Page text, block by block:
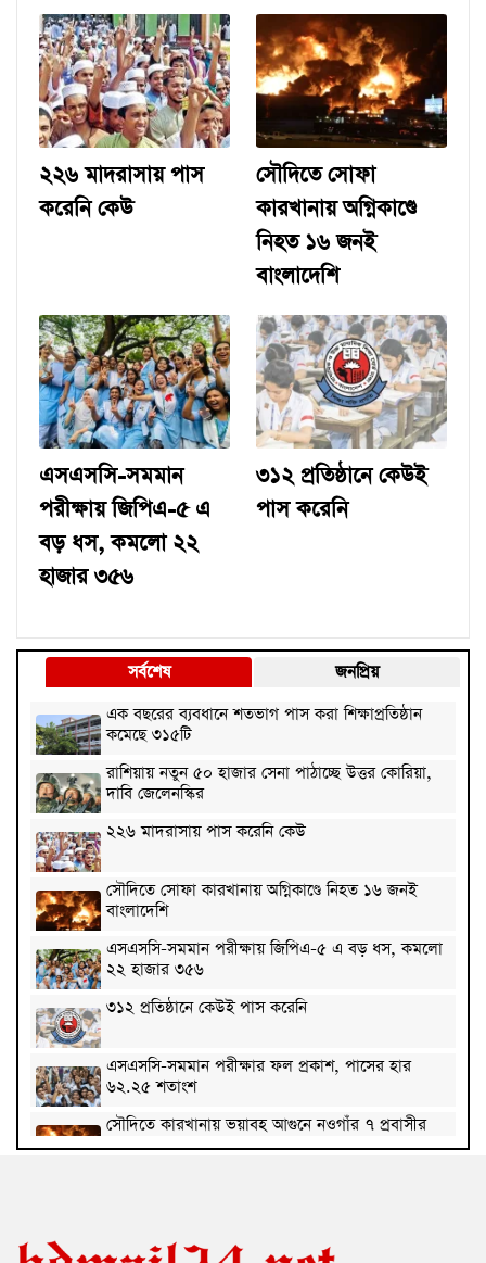
২২৬ মাদরাসায় পাস
করেনি কেউ
সৌদিতে সোফা
কারখানায় অগ্নিকাণ্ডে
নিহত ১৬ জনই
বাংলাদেশি
এসএসসি-সমমান
পরীক্ষায় জিপিএ-৫ এ
বড় ধস, কমলো ২২
হাজার ৩৫৬
৩১২ প্রতিষ্ঠানে কেউই
পাস করেনি
সর্বশেষ
জনপ্রিয়
এক বছরের ব্যবধানে শতভাগ পাস করা শিক্ষাপ্রতিষ্ঠান
কমেছে ৩১৫টি
রাশিয়ায় নতুন ৫০ হাজার সেনা পাঠাচ্ছে উত্তর কোরিয়া,
দাবি জেলেনস্কির
২২৬ মাদরাসায় পাস করেনি কেউ
সৌদিতে সোফা কারখানায় অগ্নিকাণ্ডে নিহত ১৬ জনই
বাংলাদেশি
এসএসসি-সমমান পরীক্ষায় জিপিএ-৫ এ বড় ধস, কমলো
২২ হাজার ৩৫৬
৩১২ প্রতিষ্ঠানে কেউই পাস করেনি
এসএসসি-সমমান পরীক্ষার ফল প্রকাশ, পাসের হার
৬২.২৫ শতাংশ
সৌদিতে কারখানায় ভয়াবহ আগুনে নওগাঁর ৭ প্রবাসীর
মৃত্যু
রাষ্ট্রপতির শপথ গ্রহণ অনুষ্ঠান পরিচালনায় ৬ কমিটি